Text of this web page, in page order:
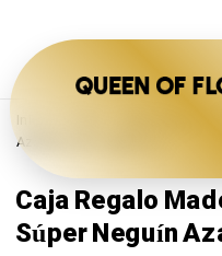
Caja Regalo
Súper Neguín
Inicio
Caja Regalo
Azafrán (2×1 gramos)